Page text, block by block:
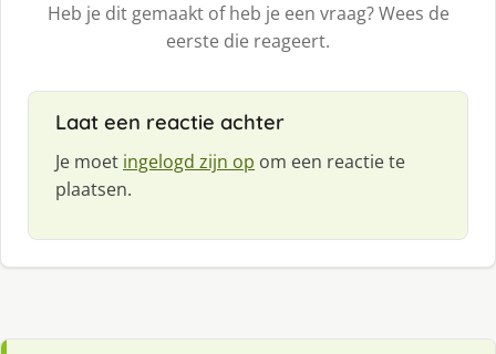
Heb je dit gemaakt of heb je een vraag? Wees de
eerste die reageert.
Laat een reactie achter
Je moet ingelogd zijn op om een reactie te
plaatsen.